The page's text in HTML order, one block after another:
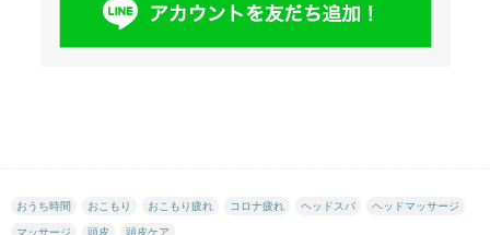
おうち時間 おこもり おこもり疲れ コロナ疲れ ヘッドスパ ヘッドマッサージ
マッサージ 頭皮 頭皮ケア